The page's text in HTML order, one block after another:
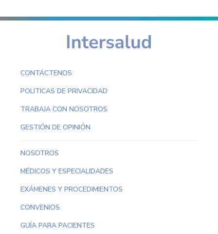
CONTÁCTENOS
POLITICAS DE PRIVACIDAD
TRABAJA CON NOSOTROS
GESTIÓN DE OPINIÓN
NOSOTROS
MÉDICOS Y ESPECIALIDADES
EXÁMENES Y PROCEDIMIENTOS
CONVENIOS
GUÍA PARA PACIENTES